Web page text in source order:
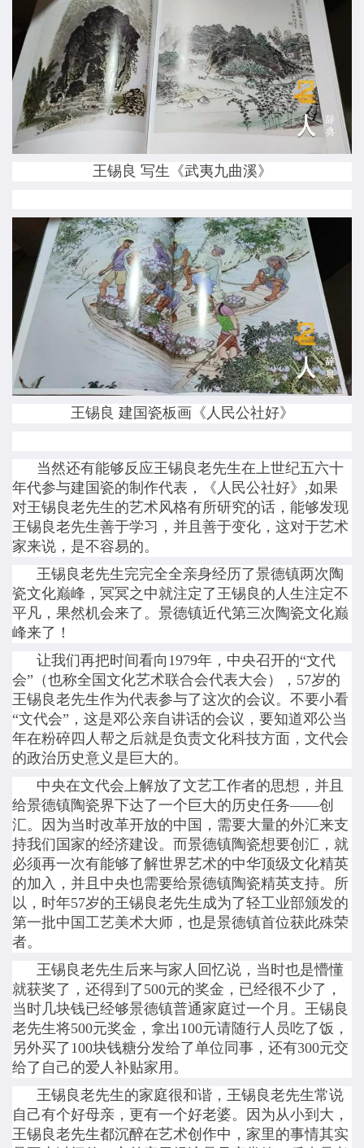
王锡良 写生《武夷九曲溪》
王锡良 建国瓷板画《人民公社好》
当然还有能够反应王锡良老先生在上世纪五六十
年代参与建国瓷的制作代表，《人民公社好》,如果
对王锡良老先生的艺术风格有所研究的话，能够发现
王锡良老先生善于学习，并且善于变化，这对于艺术
家来说，是不容易的。
王锡良老先生完完全全亲身经历了景德镇两次陶
瓷文化巅峰，冥冥之中就注定了王锡良的人生注定不
平凡，果然机会来了。景德镇近代第三次陶瓷文化巅
峰来了！
让我们再把时间看向1979年，中央召开的“文代
会”（也称全国文化艺术联合会代表大会），57岁的
王锡良老先生作为代表参与了这次的会议。不要小看
“文代会”，这是邓公亲自讲话的会议，要知道邓公当
年在粉碎四人帮之后就是负责文化科技方面，文代会
的政治历史意义是巨大的。
中央在文代会上解放了文艺工作者的思想，并且
给景德镇陶瓷界下达了一个巨大的历史任务——创
汇。因为当时改革开放的中国，需要大量的外汇来支
持我们国家的经济建设。而景德镇陶瓷想要创汇，就
必须再一次有能够了解世界艺术的中华顶级文化精英
的加入，并且中央也需要给景德镇陶瓷精英支持。所
以，时年57岁的王锡良老先生成为了轻工业部颁发的
第一批中国工艺美术大师，也是景德镇首位获此殊荣
者。
王锡良老先生后来与家人回忆说，当时也是懵懂
就获奖了，还得到了500元的奖金，已经很不少了，
当时几块钱已经够景德镇普通家庭过一个月。王锡良
老先生将500元奖金，拿出100元请随行人员吃了饭，
另外买了100块钱糖分发给了单位同事，还有300元交
给了自己的爱人补贴家用。
王锡良老先生的家庭很和谐，王锡良老先生常说
自己有个好母亲，更有一个好老婆。因为从小到大，
王锡良老先生都沉醉在艺术创作中，家里的事情其实